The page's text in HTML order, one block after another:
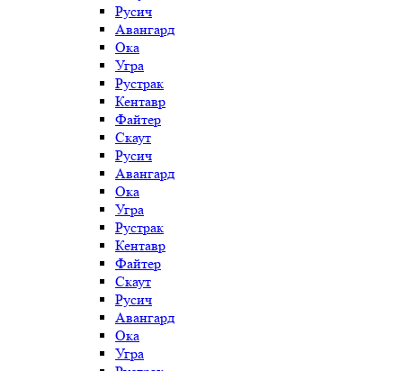
Русич
Авангард
Ока
Угра
Рустрак
Кентавр
Файтер
Скаут
Русич
Авангард
Ока
Угра
Рустрак
Кентавр
Файтер
Скаут
Русич
Авангард
Ока
Угра